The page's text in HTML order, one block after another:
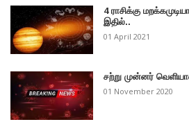
4 ராசிக்கு
இதில்..
01 April 2021
சற்று முன்னர்
01 November 2020